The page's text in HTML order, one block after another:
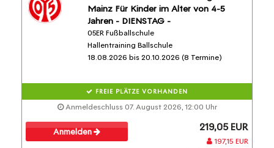
Mainz Für Kinder im Alter von 4-5
Jahren - DIENSTAG -
05ER Fußballschule
Hallentraining Ballschule
18.08.2026 bis 20.10.2026 (8 Termine)
FREIE PLÄTZE VORHANDEN
Anmeldeschluss 07. August 2026, 12:00 Uhr
Anmelden 219,05 EUR
197,15 EUR